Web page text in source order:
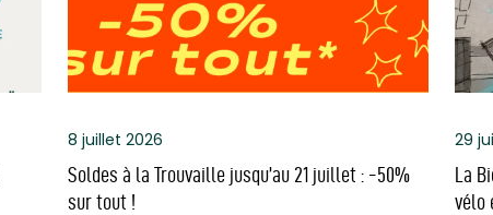
8 juillet 2026
Soldes à la Trouvaille jusqu’au 21 juillet : -50%
sur tout !
29
La
vélo